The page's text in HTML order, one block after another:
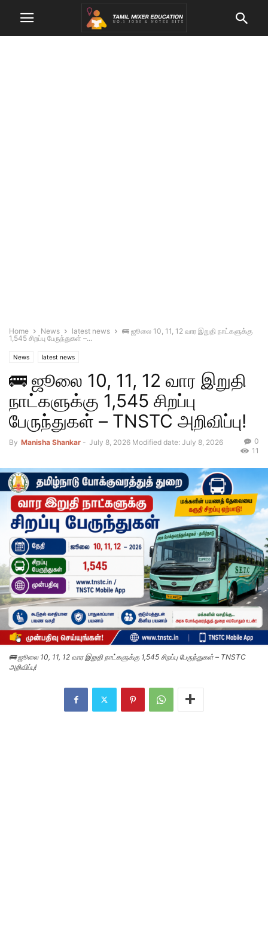
Home News latest news
🚌 ஜூலை 10, 11, 12 வார இறுதி நாட்களுக்கு
1,545 சிறப்பு பேருந்துகள் –...
News latest news
🚌 ஜூலை 10, 11, 12 வார இறுதி
நாட்களுக்கு 1,545 சிறப்பு
பேருந்துகள் – TNSTC அறிவிப்பு!
By Manisha Shankar - July 8, 2026 Modified date: July 8, 2026
0
11
🚌 ஜூலை 10, 11, 12 வார இறுதி நாட்களுக்கு 1,545 சிறப்பு பேருந்துகள் – TNSTC
அறிவிப்பு!